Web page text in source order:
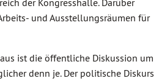
und Ausstellungsräumen für
ist die öffentliche Diskussion um
denn je. Der politische Diskurs